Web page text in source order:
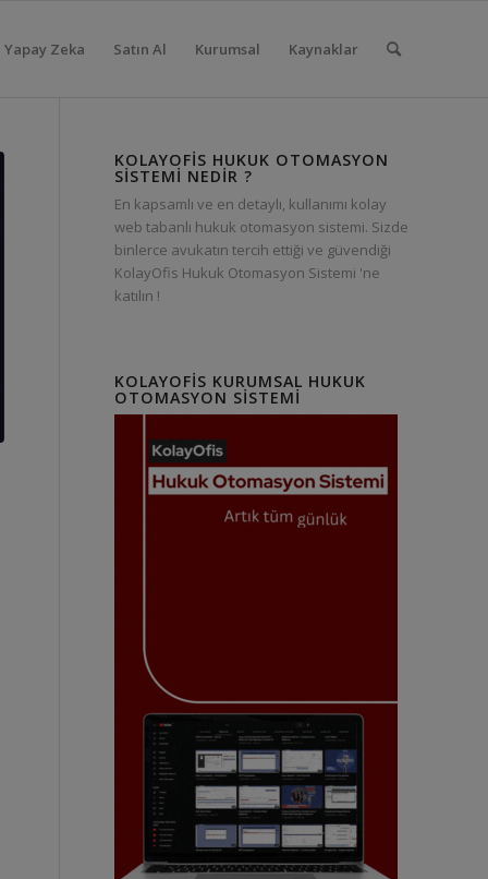
Yapay Zeka Satın Al Kurumsal Kaynaklar
KOLAYOFIS HUKUK OTOMASYON
SISTEMI NEDIR ?
En kapsamlı ve en detaylı, kullanımı kolay
web tabanlı hukuk otomasyon sistemi. Sizde
binlerce avukatın tercih ettiği ve güvendiği
KolayOfis Hukuk Otomasyon Sistemi 'ne
katılın !
KOLAYOFIS KURUMSAL HUKUK
OTOMASYON SISTEMI